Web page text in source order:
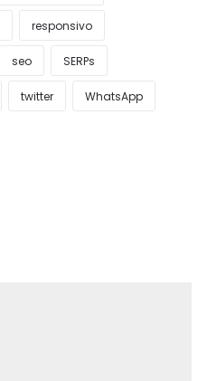
responsivo
seo SERPs
twitter WhatsApp